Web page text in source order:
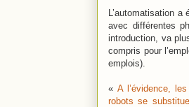
L’automatisation
avec différentes
introduction, va
compris pour
emplois).
« A l’évidence,
robots se